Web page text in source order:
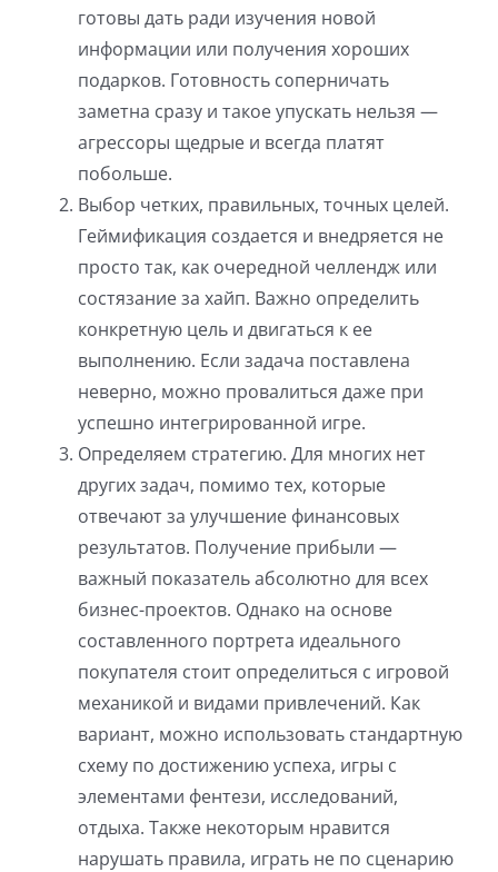
готовы дать ради изучения новой
информации или получения хороших
подарков. Готовность соперничать
заметна сразу и такое упускать нельзя —
агрессоры щедрые и всегда платят
побольше.
Выбор четких, правильных, точных целей.
Геймификация создается и внедряется не
просто так, как очередной челлендж или
состязание за хайп. Важно определить
конкретную цель и двигаться к ее
выполнению. Если задача поставлена
неверно, можно провалиться даже при
успешно интегрированной игре.
Определяем стратегию. Для многих нет
других задач, помимо тех, которые
отвечают за улучшение финансовых
результатов. Получение прибыли —
важный показатель абсолютно для всех
бизнес-проектов. Однако на основе
составленного портрета идеального
покупателя стоит определиться с игровой
механикой и видами привлечений. Как
вариант, можно использовать стандартную
схему по достижению успеха, игры с
элементами фентези, исследований,
отдыха. Также некоторым нравится
нарушать правила, играть не по сценарию